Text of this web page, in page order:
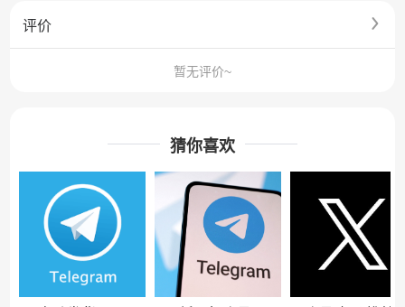
评价
暂无评价~
猜你喜欢